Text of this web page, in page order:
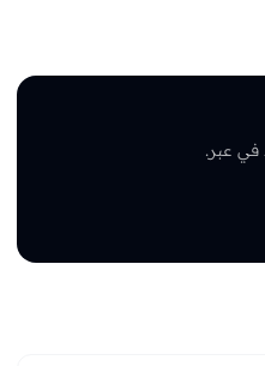
عبر.